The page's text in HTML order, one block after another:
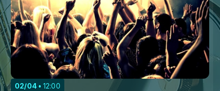
02/04 12:00